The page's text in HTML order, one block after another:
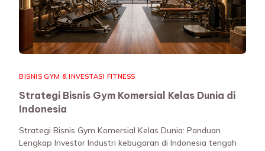
BISNIS GYM & INVESTASI FITNESS
Strategi Bisnis Gym Komersial Kelas Dunia di
Indonesia
Strategi Bisnis Gym Komersial Kelas Dunia: Panduan
Lengkap Investor Industri kebugaran di Indonesia tengah